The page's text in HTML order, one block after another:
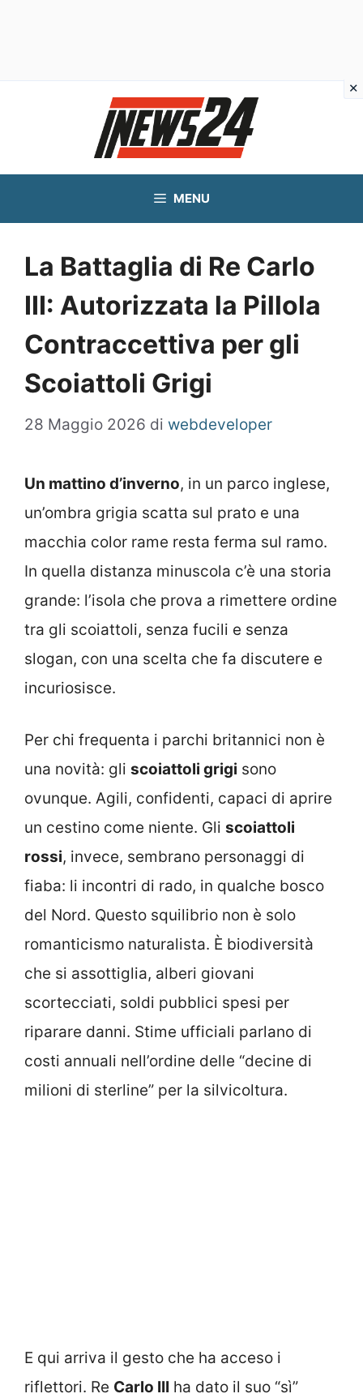
MENU
La Battaglia di Re Carlo
III: Autorizzata la Pillola
Contraccettiva per gli
Scoiattoli Grigi
28 Maggio 2026 di webdeveloper
Un mattino d’inverno, in un parco inglese,
un’ombra grigia scatta sul prato e una
macchia color rame resta ferma sul ramo.
In quella distanza minuscola c’è una storia
grande: l’isola che prova a rimettere ordine
tra gli scoiattoli, senza fucili e senza
slogan, con una scelta che fa discutere e
incuriosisce.
Per chi frequenta i parchi britannici non è
una novità: gli scoiattoli grigi sono
ovunque. Agili, confidenti, capaci di aprire
un cestino come niente. Gli scoiattoli
rossi, invece, sembrano personaggi di
fiaba: li incontri di rado, in qualche bosco
del Nord. Questo squilibrio non è solo
romanticismo naturalista. È biodiversità
che si assottiglia, alberi giovani
scortecciati, soldi pubblici spesi per
riparare danni. Stime ufficiali parlano di
costi annuali nell’ordine delle “decine di
milioni di sterline” per la silvicoltura.
E qui arriva il gesto che ha acceso i
riflettori. Re Carlo III ha dato il suo “sì”